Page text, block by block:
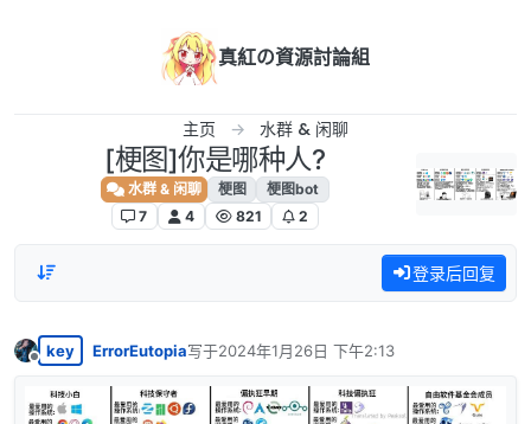
真紅の資源討論組
主页 水群 & 闲聊
[梗图]你是哪种人?
水群 & 闲聊 梗图
梗图bot
7
4 821 2
登录后回复
离线
key ErrorEutopia写于2024年1月26日 下午2:13
最后由 编辑